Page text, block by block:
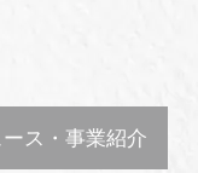
ース・事業紹介